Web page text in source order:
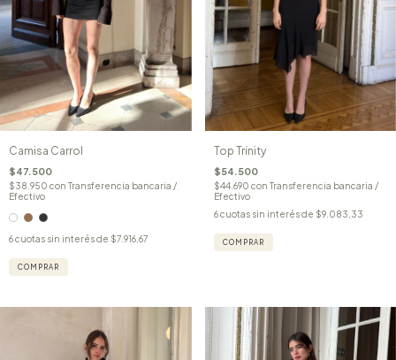
Camisa Carrol
$47.500
$38.950 con Transferencia bancaria /
Efectivo
6cuotas sin interés de $7.916,67
COMPRAR
Top Trinity
$54.500
$44.690 con Transferencia bancaria /
Efectivo
6 cuotas sin interés de $9.083,33
COMPRAR